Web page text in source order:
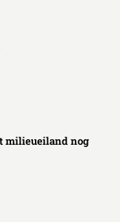
milieueiland nog